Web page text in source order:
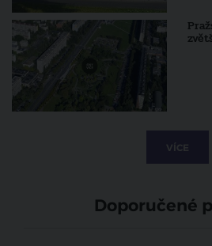
VÍCE
Doporučené